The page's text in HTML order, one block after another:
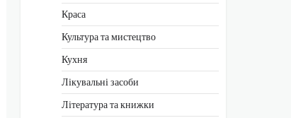
Краса
Культура та мистецтво
Кухня
Лікувальні засоби
Література та книжки